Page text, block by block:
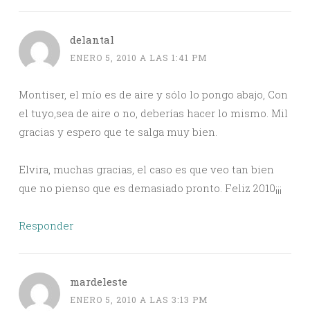
delantal
ENERO 5, 2010 A LAS 1:41 PM
Montiser, el mío es de aire y sólo lo pongo abajo, Con
el tuyo,sea de aire o no, deberías hacer lo mismo. Mil
gracias y espero que te salga muy bien.
Elvira, muchas gracias, el caso es que veo tan bien
que no pienso que es demasiado pronto. Feliz 2010¡¡¡
Responder
mardeleste
ENERO 5, 2010 A LAS 3:13 PM